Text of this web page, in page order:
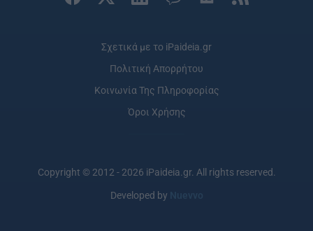
Σχετικά με το iPaideia.gr
Πολιτική Απορρήτου
Κοινωνία Της Πληροφορίας
Όροι Χρήσης
Copyright © 2012 - 2026 iPaideia.gr. All rights reserved.
Developed by